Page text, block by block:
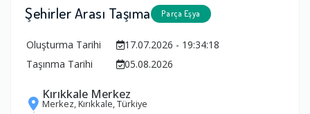
Şehirler Arası Taşıma Parça Eşya
Oluşturma Tarihi
17.07.2026 - 19:34:18
Taşınma Tarihi
05.08.2026
Kırıkkale Merkez
Merkez, Kırıkkale, Türkiye